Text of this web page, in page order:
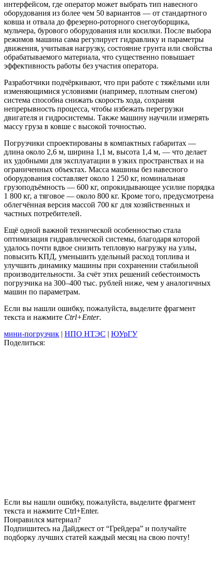
интерфейсом, где оператор может выбрать тип навесного
оборудования из более чем 50 вариантов — от стандартного
ковша и отвала до фрезерно-роторного снегоуборщика,
мульчера, бурового оборудования или косилки. После выбора
режимов машина сама регулирует гидравлику и параметры
движения, учитывая нагрузку, состояние грунта или свойства
обрабатываемого материала, что существенно повышает
эффективность работы без участия оператора.
Разработчики подчёркивают, что при работе с тяжёлыми или
изменяющимися условиями (например, плотным снегом)
система способна снижать скорость хода, сохраняя
непрерывность процесса, чтобы избежать перегрузки
двигателя и гидросистемы. Также машину научили измерять
массу груза в ковше с высокой точностью.
Погрузчики спроектированы в компактных габаритах —
длина около 2,6 м, ширина 1,1 м, высота 1,4 м, — что делает
их удобными для эксплуатации в узких пространствах и на
ограниченных объектах. Масса машины без навесного
оборудования составляет около 1 250 кг, номинальная
грузоподъёмность — 600 кг, опрокидывающее усилие порядка
1 800 кг, а тяговое — около 800 кг. Кроме того, предусмотрена
облегчённая версия массой 700 кг для хозяйственных и
частных потребителей.
Ещё одной важной технической особенностью стала
оптимизация гидравлической системы, благодаря которой
удалось почти вдвое снизить тепловую нагрузку на узлы,
повысить КПД, уменьшить удельный расход топлива и
улучшить динамику машины при сохранении стабильной
производительности. За счёт этих решений себестоимость
погрузчика на 300–400 тыс. рублей ниже, чем у аналогичных
машин по параметрам.
Если вы нашли ошибку, пожалуйста, выделите фрагмент
текста и нажмите Ctrl+Enter.
мини-погрузчик | НПО НТЭС | ЮУрГУ
Поделиться:
Если вы нашли ошибку, пожалуйста, выделите фрагмент
текста и нажмите Ctrl+Enter.
Понравился материал?
Подпишитесь на Дайджест от “Грейдера” и получайте
подборку лучших статей каждый месяц на свою почту!